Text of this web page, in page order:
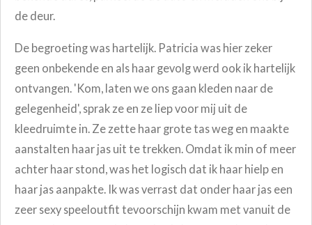
de deur.
De begroeting was hartelijk. Patricia was hier zeker
geen onbekende en als haar gevolg werd ook ik hartelijk
ontvangen. 'Kom, laten we ons gaan kleden naar de
gelegenheid', sprak ze en ze liep voor mij uit de
kleedruimte in. Ze zette haar grote tas weg en maakte
aanstalten haar jas uit te trekken. Omdat ik min of meer
achter haar stond, was het logisch dat ik haar hielp en
haar jas aanpakte. Ik was verrast dat onder haar jas een
zeer sexy speeloutfit tevoorschijn kwam met vanuit de